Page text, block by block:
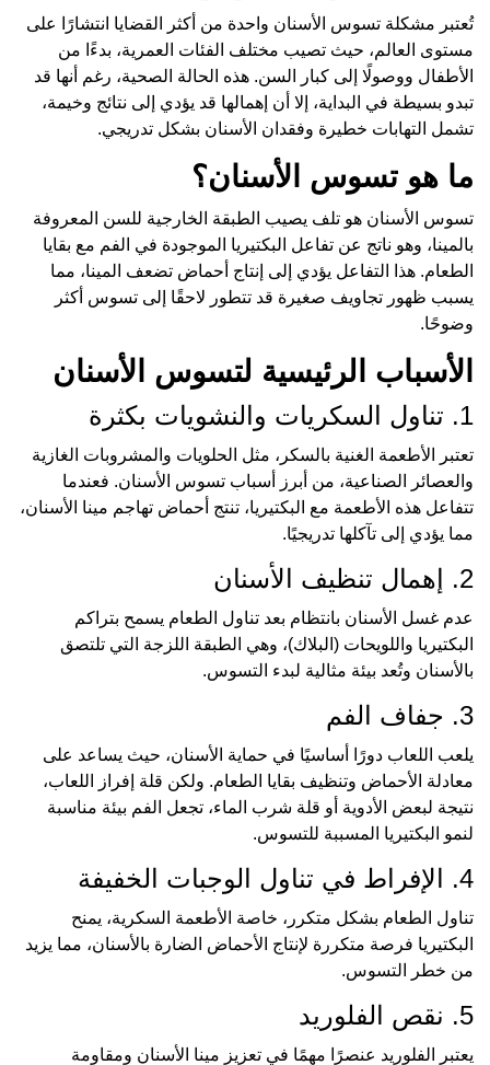
تُعتبر مشكلة تسوس الأسنان واحدة من أكثر القضايا انتشارًا على
مستوى العالم، حيث تصيب مختلف الفئات العمرية، بدءًا من
الأطفال ووصولًا إلى كبار السن. هذه الحالة الصحية، رغم أنها قد
تبدو بسيطة في البداية، إلا أن إهمالها قد يؤدي إلى نتائج وخيمة،
تشمل التهابات خطيرة وفقدان الأسنان بشكل تدريجي.
ما هو تسوس الأسنان؟
تسوس الأسنان هو تلف يصيب الطبقة الخارجية للسن المعروفة
بالمينا، وهو ناتج عن تفاعل البكتيريا الموجودة في الفم مع بقايا
الطعام. هذا التفاعل يؤدي إلى إنتاج أحماض تضعف المينا، مما
يسبب ظهور تجاويف صغيرة قد تتطور لاحقًا إلى تسوس أكثر
وضوحًا.
الأسباب الرئيسية لتسوس الأسنان
1. تناول السكريات والنشويات بكثرة
تعتبر الأطعمة الغنية بالسكر، مثل الحلويات والمشروبات الغازية
والعصائر الصناعية، من أبرز أسباب تسوس الأسنان. فعندما
تتفاعل هذه الأطعمة مع البكتيريا، تنتج أحماض تهاجم مينا الأسنان،
مما يؤدي إلى تآكلها تدريجيًا.
2. إهمال تنظيف الأسنان
عدم غسل الأسنان بانتظام بعد تناول الطعام يسمح بتراكم
البكتيريا واللويحات (البلاك)، وهي الطبقة اللزجة التي تلتصق
بالأسنان وتُعد بيئة مثالية لبدء التسوس.
3. جفاف الفم
يلعب اللعاب دورًا أساسيًا في حماية الأسنان، حيث يساعد على
معادلة الأحماض وتنظيف بقايا الطعام. ولكن قلة إفراز اللعاب،
نتيجة لبعض الأدوية أو قلة شرب الماء، تجعل الفم بيئة مناسبة
لنمو البكتيريا المسببة للتسوس.
4. الإفراط في تناول الوجبات الخفيفة
تناول الطعام بشكل متكرر، خاصة الأطعمة السكرية، يمنح
البكتيريا فرصة متكررة لإنتاج الأحماض الضارة بالأسنان، مما يزيد
من خطر التسوس.
5. نقص الفلوريد
يعتبر الفلوريد عنصرًا مهمًا في تعزيز مينا الأسنان ومقاومة